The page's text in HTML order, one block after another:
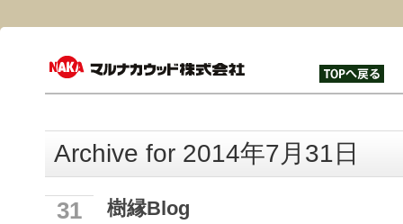
Archive for 2014年7月31日
31 樹縁Blog